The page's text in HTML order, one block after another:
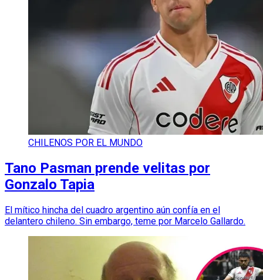
CHILENOS POR EL MUNDO
Tano Pasman prende velitas por
Gonzalo Tapia
El mítico hincha del cuadro argentino aún confía en el
delantero chileno. Sin embargo, teme por Marcelo Gallardo.